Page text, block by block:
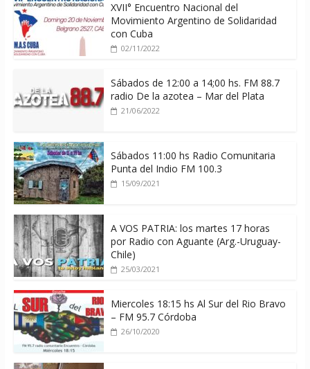
XVII° Encuentro Nacional del
Movimiento Argentino de Solidaridad
con Cuba
02/11/2022
Sábados de 12:00 a 14;00 hs. FM 88.7
radio De la azotea – Mar del Plata
21/06/2022
Sábados 11:00 hs Radio Comunitaria
Punta del Indio FM 100.3
15/09/2021
A VOS PATRIA: los martes 17 horas
por Radio con Aguante (Arg.-Uruguay-
Chile)
25/03/2021
Miercoles 18:15 hs Al Sur del Rio Bravo
– FM 95.7 Córdoba
26/10/2020